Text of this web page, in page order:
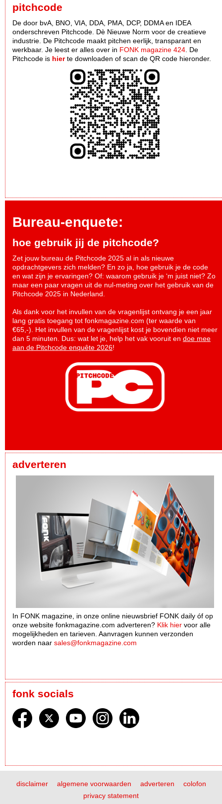
pitchcode
De door bvA, BNO, VIA, DDA, PMA, DCP, DDMA en IDEA
onderschreven Pitchcode. Dè Nieuwe Norm voor de creatieve
industrie. De Pitchcode maakt pitchen eerlijk, transparant en
werkbaar. Je leest er alles over in FONK magazine 424 . De
Pitchcode is hierte downloaden of scan de QR code hieronder.
Bureau-enquete:
hoe gebruik jij de pitchcode?
Zet jouw bureau de Pitchcode 2025 al in als nieuwe
opdrachtgevers zich melden? En zo ja, hoe gebruik je de code
en wat zijn je ervaringen? Of: waarom gebruik je ‘m juist niet? Zo
maar een paar vragen uit de nul-meting over het gebruik van de
Pitchcode 2025 in Nederland.
Als dank voor het invullen van de vragenlijst ontvang je een jaar
lang gratis toegang tot fonkmagazine.com (ter waarde van
€65,-). Het invullen van de vragenlijst kost je bovendien niet meer
dan 5 minuten. Dus: wat let je, help het vak vooruit en doe mee
aan de Pitchcode enquête 2026!
adverteren
In FONK magazine, in onze online nieuwsbrief FONK daily óf op
onze website fonkmagazine.com adverteren? Klik hier voor alle
mogelijkheden en tarieven. Aanvragen kunnen verzonden
worden naar sales@fonkmagazine.com
fonk socials
disclaimer algemene voorwaarden adverteren
colofon
privacy statement